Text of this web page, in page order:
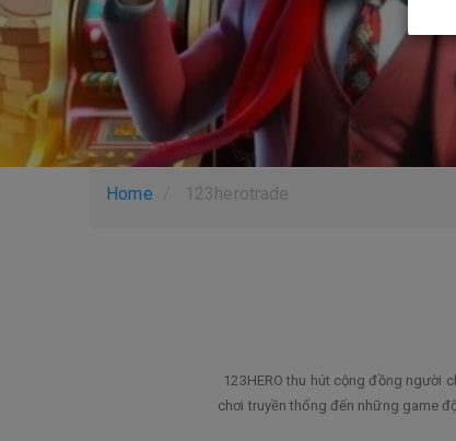
Home 123herotrade
123HERO thu hút cộng đồng người
chơi truyền thống đến những game